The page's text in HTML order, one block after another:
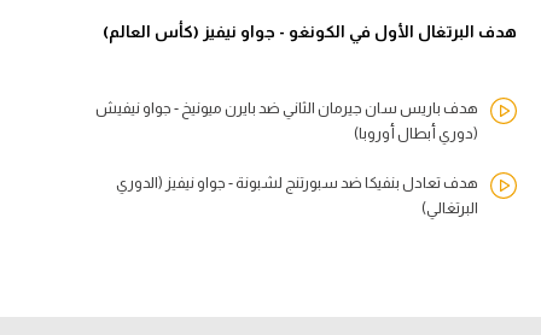
هدف البرتغال الأول في الكونغو - جواو نيفيز (كأس العالم)
هدف باريس سان جيرمان الثاني ضد بايرن ميونيخ - جواو نيفيش
(دوري أبطال أوروبا)
هدف تعادل بنفيكا ضد سبورتنج لشبونة - جواو نيفيز (الدوري
البرتغالي)